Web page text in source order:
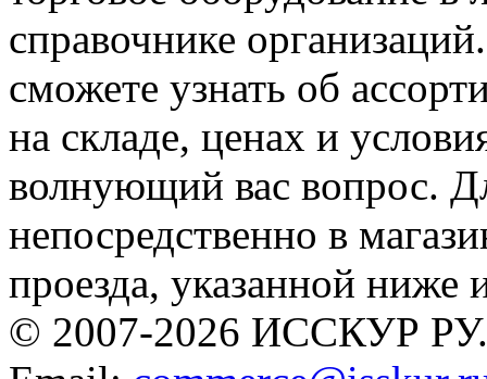
справочнике
сможете узнать об
на складе, ценах и
волнующий вас вопрос.
непосредственно в
проезда, указанной
© 2007-2026 ИССКУР РУ.